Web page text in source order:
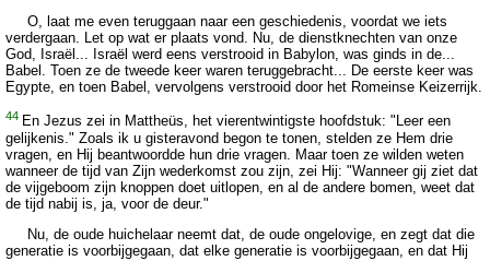
O, laat me even teruggaan naar een geschiedenis, voordat we iets
verdergaan. Let op wat er plaats vond. Nu, de dienstknechten van onze
God, Israël... Israël werd eens verstrooid in Babylon, was ginds in de...
Babel. Toen ze de tweede keer waren teruggebracht... De eerste keer was
Egypte, en toen Babel, vervolgens verstrooid door het Romeinse Keizerrijk.
44 En Jezus zei in Mattheüs, het vierentwintigste hoofdstuk: "Leer een
gelijkenis." Zoals ik u gisteravond begon te tonen, stelden ze Hem drie
vragen, en Hij beantwoordde hun drie vragen. Maar toen ze wilden weten
wanneer de tijd van Zijn wederkomst zou zijn, zei Hij: "Wanneer gij ziet dat
de vijgeboom zijn knoppen doet uitlopen, en al de andere bomen, weet dat
de tijd nabij is, ja, voor de deur."
Nu, de oude huichelaar neemt dat, de oude ongelovige, en zegt dat die
generatie is voorbijgegaan, dat elke generatie is voorbijgegaan, en dat Hij